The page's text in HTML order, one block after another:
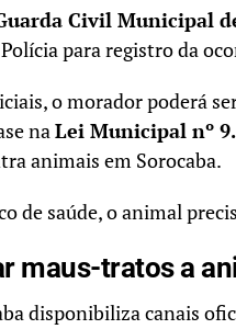
Civil Municipal
para registro da
o morador poderá
naLei Municipal nº
animais em Sorocaba.
de saúde, o animal
maus-tratos a
disponibiliza canais